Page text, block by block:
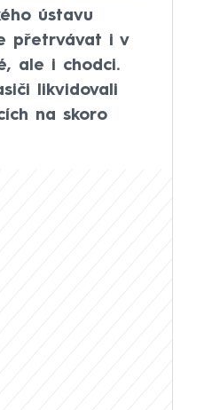
ústavu
přetrvávat i v
ale i chodci.
likvidovali
na skoro